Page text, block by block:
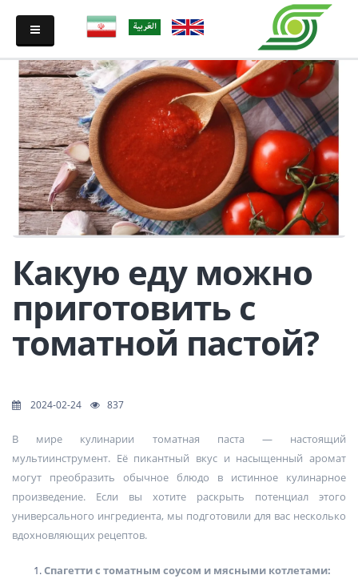
Какую еду можно
приготовить с
томатной пастой?
2024-02-24 837
В мире кулинарии томатная паста — настоящий
мультиинструмент. Её пикантный вкус и насыщенный аромат
могут преобразить обычное блюдо в истинное кулинарное
произведение. Если вы хотите раскрыть потенциал этого
универсального ингредиента, мы подготовили для вас несколько
вдохновляющих рецептов.
Спагетти с томатным соусом и мясными котлетами: